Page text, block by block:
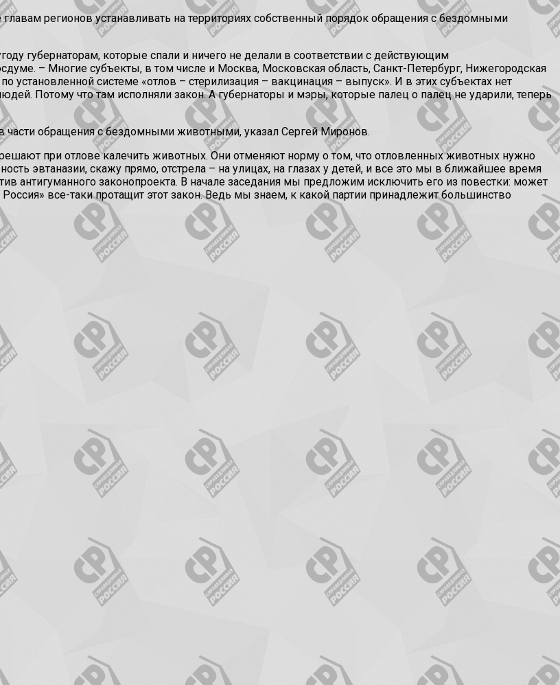
регионов устанавливать на территориях собственный порядок обращения с бездомными
губернаторам, которые спали и ничего не делали в соответствии с действующим
– Многие субъекты, в том числе и Москва, Московская область, Санкт-Петербург, Нижегородская
системе «отлов – стерилизация – вакцинация – выпуск». И в этих субъектах нет
Потому что там исполняли закон. А губернаторы и мэры, которые палец о палец не ударили, теперь
обращения с бездомными животными, указал Сергей Миронов.
при отлове калечить животных. Они отменяют норму о том, что отловленных животных нужно
эвтаназии, скажу прямо, отстрела – на улицах, на глазах у детей, и все это мы в ближайшее время
антигуманного законопроекта. В начале заседания мы предложим исключить его из повестки: может
все-таки протащит этот закон. Ведь мы знаем, к какой партии принадлежит большинство